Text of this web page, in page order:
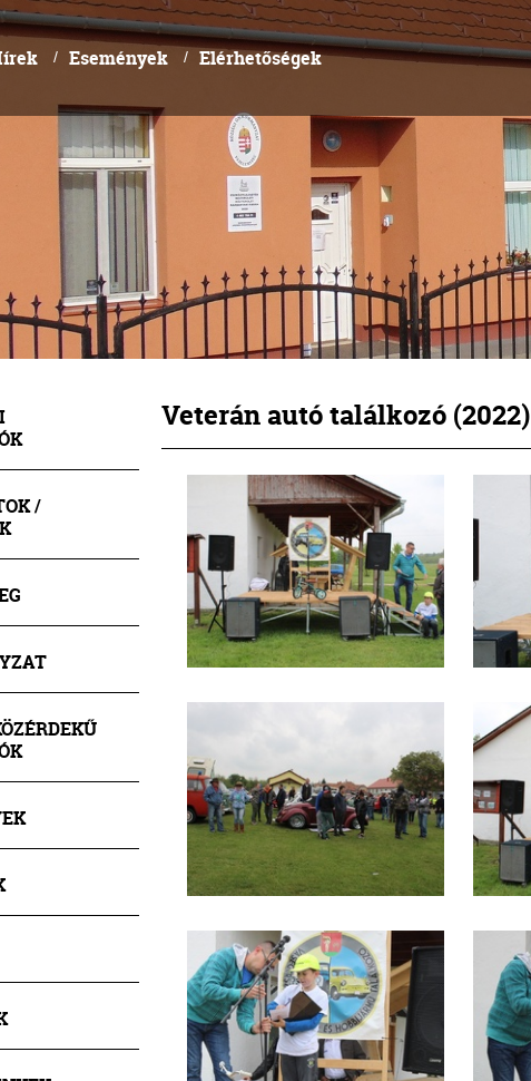
/ Események / Elérhetőségek
/
Veterán autó találkozó (2022)